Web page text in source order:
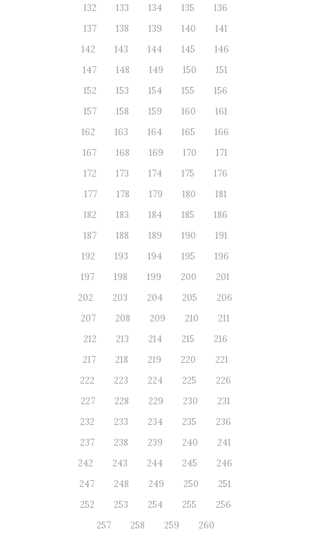
132
133 134 135
136
137
138 139 140
141
142
143 144 145
146
147
148 149 150
151
152
153 154 155
156
157
158 159 160
161
162
163 164 165
166
167
168 169 170
171
172
173 174 175
176
177
178 179 180
181
182
183 184 185
186
187
188 189 190
191
192
193 194 195
196
197
198 199 200
201
202
203 204 205
206
207
208 209 210
211
212
213 214 215
216
217
218 219 220
221
222
223 224 225
226
227
228 229 230
231
232
233 234 235
236
237
238 239 240
241
242
243 244 245
246
247
248 249 250
251
252
253 254 255
256
257
258 259 260